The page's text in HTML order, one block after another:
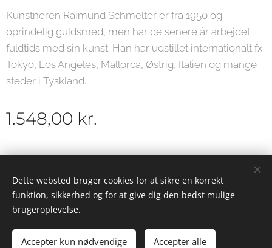
Kunstneren Raimund Schmelter er fra 1950 og
oprindelig guldsmed, men har de senere år arbejdet
fuldtids med sin kunst. Han har udstillet internationalt fx
Tokyo, Los Angeles, Mallorca, Østrig, Italien og mange
steder i Tyskland.
1.548,00 kr.
Tilføj til kurven
© 2019 Galleri Warrer - kunst - mode - livsstil - café
Cookies
Dette websted bruger cookies for at sikre en korrekt
funktion, sikkerhed og for at give dig den bedst mulige
brugeroplevelse.
Accepter kun nødvendige Accepter alle